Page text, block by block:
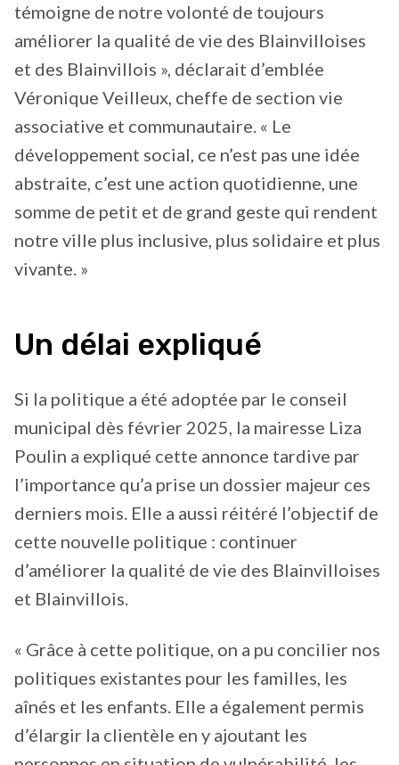
témoigne de notre volonté de toujours
améliorer la qualité de vie des Blainvilloises
et des Blainvillois », déclarait d’emblée
Véronique Veilleux, cheffe de section vie
associative et communautaire. « Le
développement social, ce n’est pas une idée
abstraite, c’est une action quotidienne, une
somme de petit et de grand geste qui rendent
notre ville plus inclusive, plus solidaire et plus
vivante. »
Un délai expliqué
Si la politique a été adoptée par le conseil
municipal dès février 2025, la mairesse Liza
Poulin a expliqué cette annonce tardive par
l’importance qu’a prise un dossier majeur ces
derniers mois. Elle a aussi réitéré l’objectif de
cette nouvelle politique : continuer
d’améliorer la qualité de vie des Blainvilloises
et Blainvillois.
« Grâce à cette politique, on a pu concilier nos
politiques existantes pour les familles, les
aînés et les enfants. Elle a également permis
d’élargir la clientèle en y ajoutant les